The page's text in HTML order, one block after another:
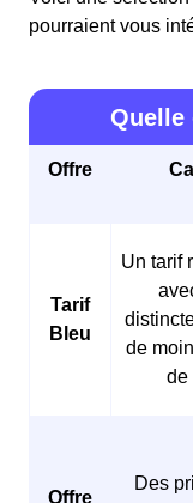
pourraient vous
Quelle
Offre
Tarif
Bleu
Un tarif
de
de
Offre
Des